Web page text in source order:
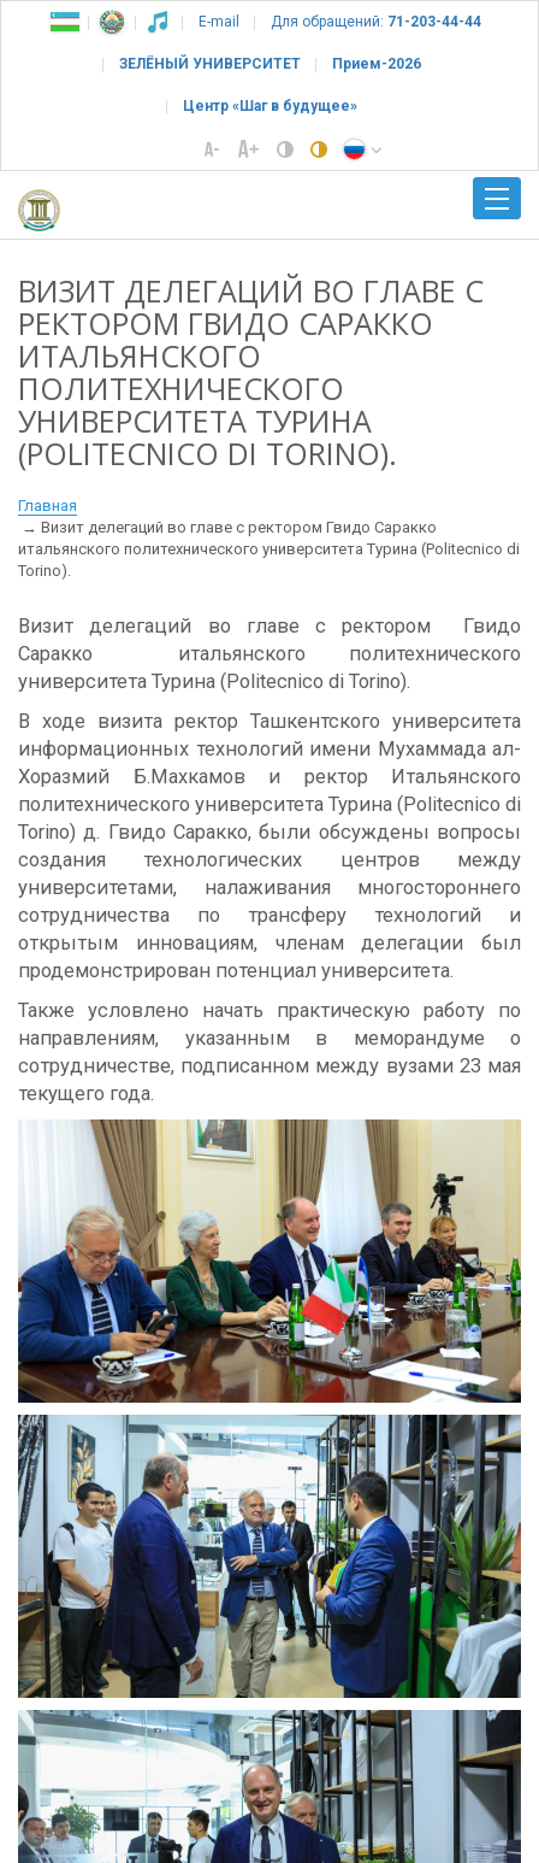
E-mail Для обращений: 71-203-44-44
ЗЕЛЁНЫЙ УНИВЕРСИТЕТ Прием-2026
Центр «Шаг в будущее»
ВИЗИТ ДЕЛЕГАЦИЙ ВО ГЛАВЕ С
РЕКТОРОМ ГВИДО САРАККО
ИТАЛЬЯНСКОГО
ПОЛИТЕХНИЧЕСКОГО
УНИВЕРСИТЕТА ТУРИНА
(POLITECNICO DI TORINO).
Главная
Визит делегаций во главе с ректором Гвидо Саракко
итальянского политехнического университета Турина (Politecnico di
Torino).
Визит делегаций во главе с ректором Гвидо
Саракко итальянского политехнического
университета Турина (Politecnico di Torino).
В ходе визита ректор Ташкентского университета
информационных технологий имени Мухаммада ал-
Хоразмий Б.Махкамов и ректор Итальянского
политехнического университета Турина (Politecnico di
Torino) д. Гвидо Саракко, были обсуждены вопросы
создания технологических центров между
университетами, налаживания многостороннего
сотрудничества по трансферу технологий и
открытым инновациям, членам делегации был
продемонстрирован потенциал университета.
Также условлено начать практическую работу по
направлениям, указанным в меморандуме о
сотрудничестве, подписанном между вузами 23 мая
текущего года.